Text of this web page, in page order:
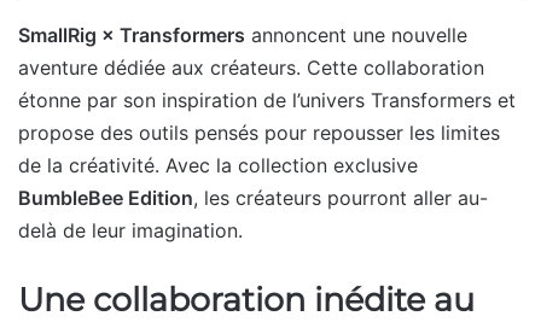
SmallRig × Transformers annoncent une nouvelle
aventure dédiée aux créateurs. Cette collaboration
étonne par son inspiration de l’univers Transformers et
propose des outils pensés pour repousser les limites
de la créativité. Avec la collection exclusive
BumbleBee Edition, les créateurs pourront aller au-
delà de leur imagination.
Une collaboration inédite au